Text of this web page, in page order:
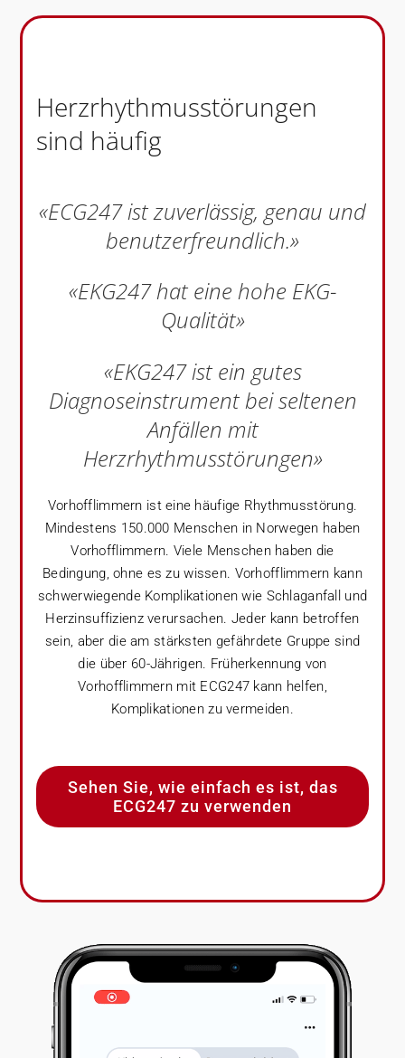
Herzrhythmusstörungen
sind häufig
«ECG247 ist zuverlässig, genau und
benutzerfreundlich.»
«EKG247 hat eine hohe EKG-
Qualität»
«EKG247 ist ein gutes
Diagnoseinstrument bei seltenen
Anfällen mit
Herzrhythmusstörungen»
Vorhofflimmern ist eine häufige Rhythmusstörung.
Mindestens 150.000 Menschen in Norwegen haben
Vorhofflimmern. Viele Menschen haben die
Bedingung, ohne es zu wissen. Vorhofflimmern kann
schwerwiegende Komplikationen wie Schlaganfall und
Herzinsuffizienz verursachen. Jeder kann betroffen
sein, aber die am stärksten gefährdete Gruppe sind
die über 60-Jährigen. Früherkennung von
Vorhofflimmern mit ECG247 kann helfen,
Komplikationen zu vermeiden.
Sehen Sie, wie einfach es ist, das
ECG247 zu verwenden